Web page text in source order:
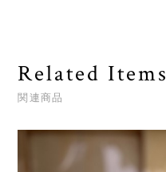
Related Items
関連商品